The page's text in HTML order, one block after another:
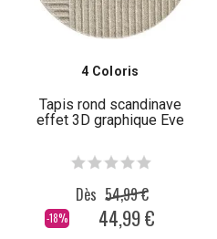
4 Coloris
Tapis rond scandinave
effet 3D graphique Eve
-18%
Dès 54,99 €
44,99 €